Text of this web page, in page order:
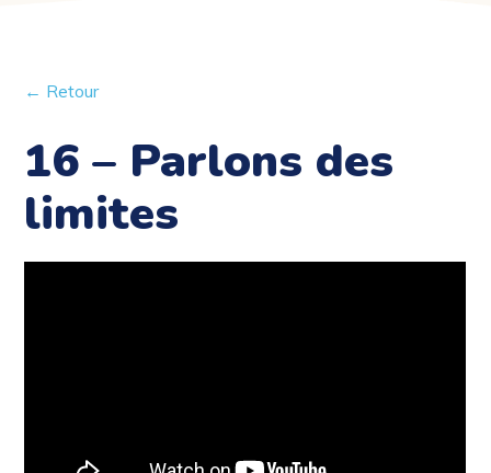
← Retour
16 – Parlons des
limites